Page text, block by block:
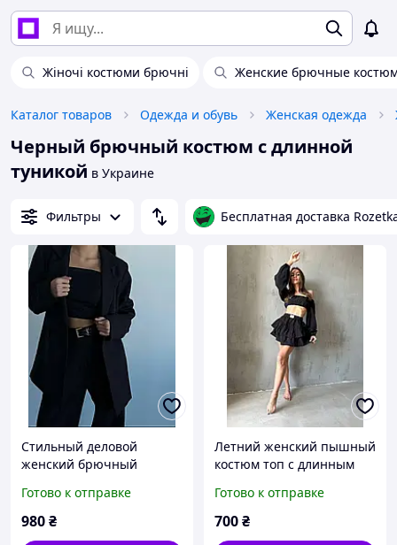
Жіночі костюми брючні Женские брючные
Каталог товаров Одежда и обувь Женская одежда
Черный брючный костюм с длинной
туникой в Украине
Фильтры Бесплатная доставка
Стильный деловой
женский брючный
(свободный пиджак и
брюки палаццо) черный
Готово к отправке
980₴
Летний женский пышный
костюм топ с длинным
воланами (черный,
белый, фисташковый,
Готово к отправке
700₴